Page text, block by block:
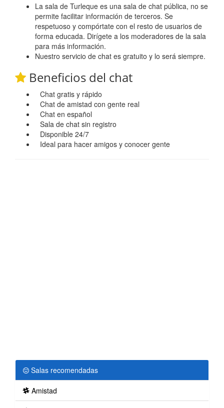
La sala de Turleque es una sala de chat pública, no se
permite facilitar información de terceros. Se
respetuoso y compórtate con el resto de usuarios de
forma educada. Dirígete a los moderadores de la sala
para más información.
Nuestro servicio de chat es gratuito y lo será siempre.
Beneficios del chat
Chat gratis y rápido
Chat de amistad con gente real
Chat en español
Sala de chat sin registro
Disponible 24/7
Ideal para hacer amigos y conocer gente
Salas recomendadas
Amistad